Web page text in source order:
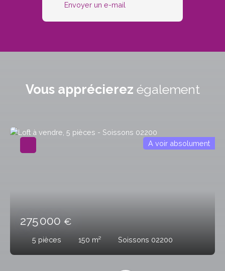
Envoyer un e-mail
Vous apprécierez également
275 000 €
5 pièces 150 m² Soissons 02200
A voir absolument